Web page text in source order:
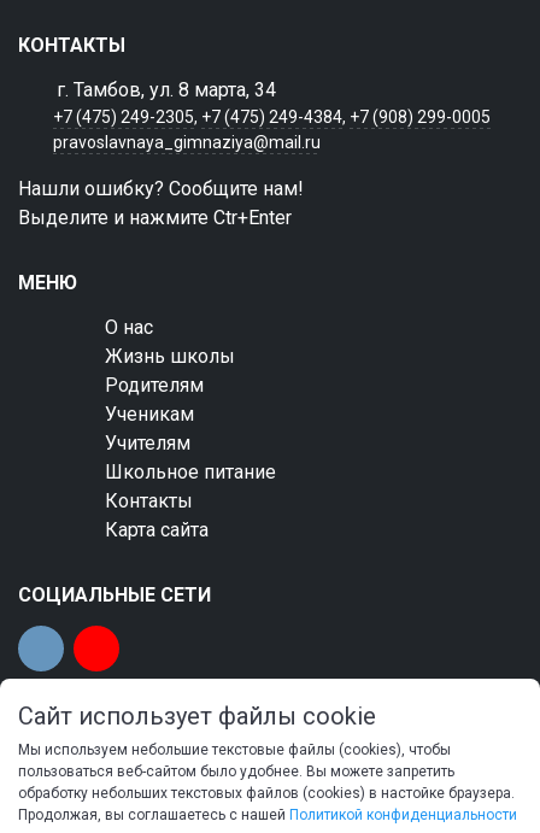
КОНТАКТЫ
г. Тамбов, ул. 8 марта, 34
+7 (475) 249-2305, +7 (475) 249-4384, +7 (908) 299-0005
pravoslavnaya_gimnaziya@mail.ru
Нашли ошибку? Сообщите нам!
Выделите и нажмите Ctr+Enter
МЕНЮ
О нас
Жизнь школы
Родителям
Ученикам
Учителям
Школьное питание
Контакты
Карта сайта
СОЦИАЛЬНЫЕ СЕТИ
© 2023 Общеобразовательная автономная
некоммерческая организация «Тамбовская
православная гимназия имени святителя Питирима,
Сайт использует файлы cookie
Мы используем небольшие текстовые файлы (cookies), чтобы
пользоваться веб-сайтом было удобнее. Вы можете запретить
обработку небольших текстовых файлов (cookies) в настойке браузера.
Продолжая, вы соглашаетесь с нашей Политикой конфиденциальности